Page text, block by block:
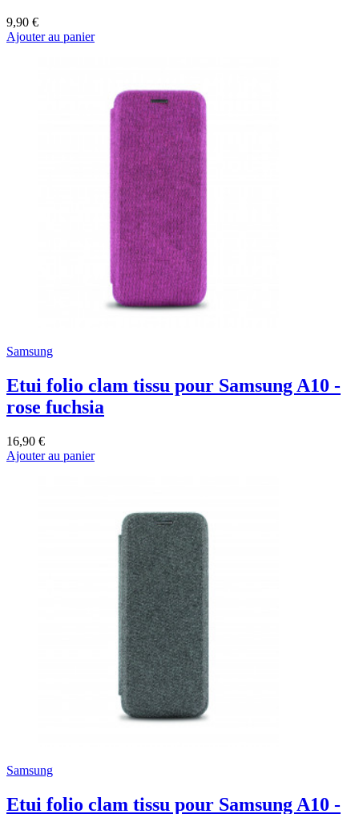
9,90 €
Ajouter au panier
Samsung
Etui folio clam tissu pour Samsung A10 -
rose fuchsia
16,90 €
Ajouter au panier
Samsung
Etui folio clam tissu pour Samsung A10 -